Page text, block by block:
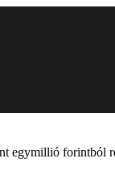
egymillió forintból